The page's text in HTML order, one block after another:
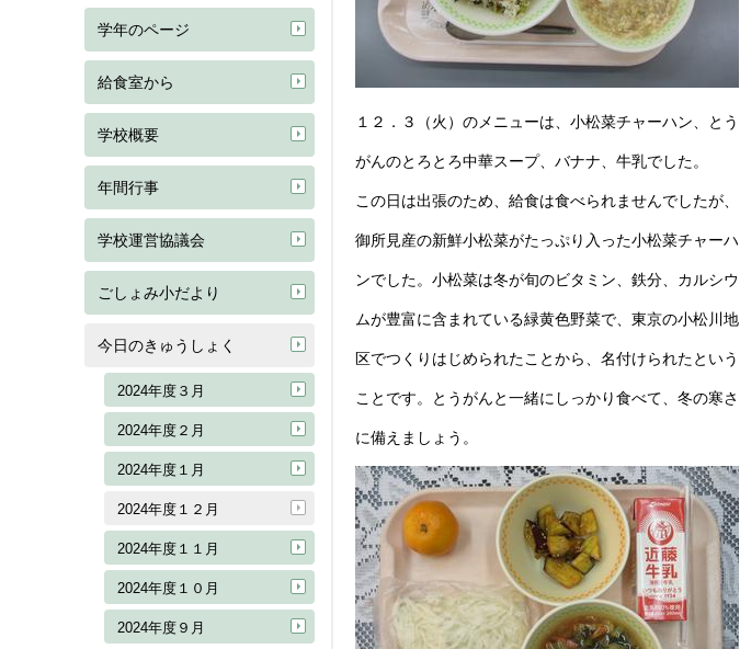
学年のページ
給食室から
学校概要
年間行事
学校運営協議会
ごしょみ小だより
今日のきゅうしょく
2024年度３月
2024年度２月
2024年度１月
2024年度１２月
2024年度１１月
2024年度１０月
2024年度９月
１２．３（火）のメニューは、小松菜チャーハン、とう
がんのとろとろ中華スープ、バナナ、牛乳でした。
この日は出張のため、給食は食べられませんでしたが、
御所見産の新鮮小松菜がたっぷり入った小松菜チャーハ
ンでした。小松菜は冬が旬のビタミン、鉄分、カルシウ
ムが豊富に含まれている緑黄色野菜で、東京の小松川地
区でつくりはじめられたことから、名付けられたという
ことです。とうがんと一緒にしっかり食べて、冬の寒さ
に備えましょう。